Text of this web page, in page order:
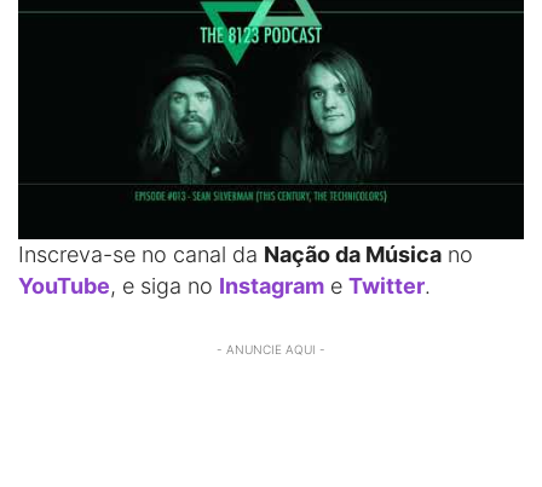
Inscreva-se no canal da Nação da Música no
YouTube, e siga no Instagram e Twitter.
- ANUNCIE AQUI -